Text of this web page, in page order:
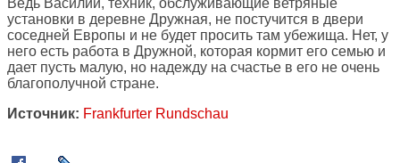
Ведь Василий, техник, обслуживающие ветряные
установки в деревне Дружная, не постучится в двери
соседней Европы и не будет просить там убежища. Нет, у
него есть работа в Дружной, которая кормит его семью и
дает пусть малую, но надежду на счастье в его не очень
благополучной стране.
Источник: Frankfurter Rundschau